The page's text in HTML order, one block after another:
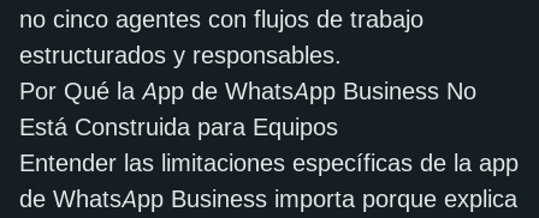
no cinco agentes con flujos de trabajo
estructurados y responsables.
Por Qué la App de WhatsApp Business No
Está Construida para Equipos
Entender las limitaciones específicas de la app
de WhatsApp Business importa porque explica